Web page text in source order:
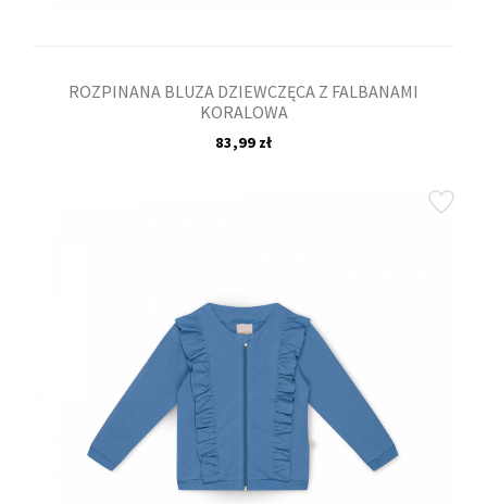
ROZPINANA BLUZA DZIEWCZĘCA Z FALBANAMI
KORALOWA
83,99 zł